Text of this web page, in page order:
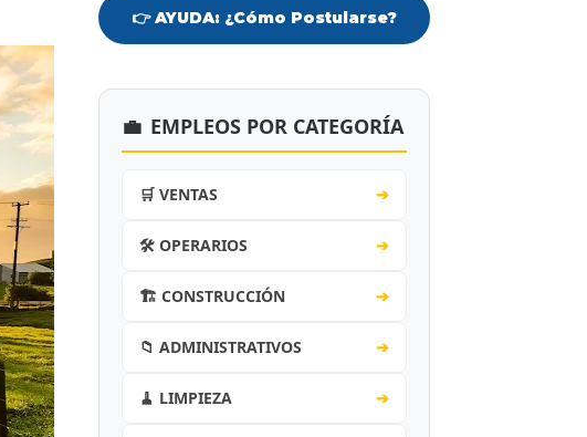
👉 AYUDA: ¿Cómo Postularse?
💼 EMPLEOS POR CATEGORÍA
🛒 VENTAS ➔
🛠️ OPERARIOS ➔
🏗️ CONSTRUCCIÓN ➔
📁 ADMINISTRATIVOS ➔
🧹 LIMPIEZA ➔